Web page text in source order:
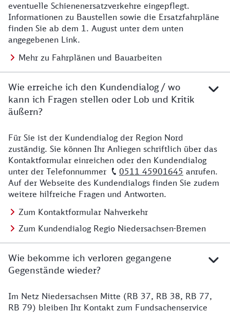
eventuelle Schienenersatzverkehre eingepflegt.
Informationen zu Baustellen sowie die Ersatzfahrpläne
finden Sie ab dem 1. August unter dem unten
angegebenen Link.
Mehr zu Fahrplänen und Bauarbeiten
Wie erreiche ich den Kundendialog / wo
kann ich Fragen stellen oder Lob und Kritik
äußern?
Details zu Kontakt
Für Sie ist der Kundendialog der Region Nord
zuständig. Sie können Ihr Anliegen schriftlich über das
Kontaktformular einreichen oder den Kundendialog
unter der Telefonnummer
0511 45901645 anrufen.
Auf der Webseite des Kundendialogs finden Sie zudem
weitere hilfreiche Fragen und Antworten.
Zum Kontaktformular Nahverkehr
Zum Kundendialog Regio Niedersachsen-Bremen
Wie bekomme ich verloren gegangene
Gegenstände wieder?
Details zu Kontakt
Im Netz Niedersachsen Mitte (RB 37, RB 38, RB 77,
RB 79) bleiben Ihr Kontakt zum Fundsachenservice